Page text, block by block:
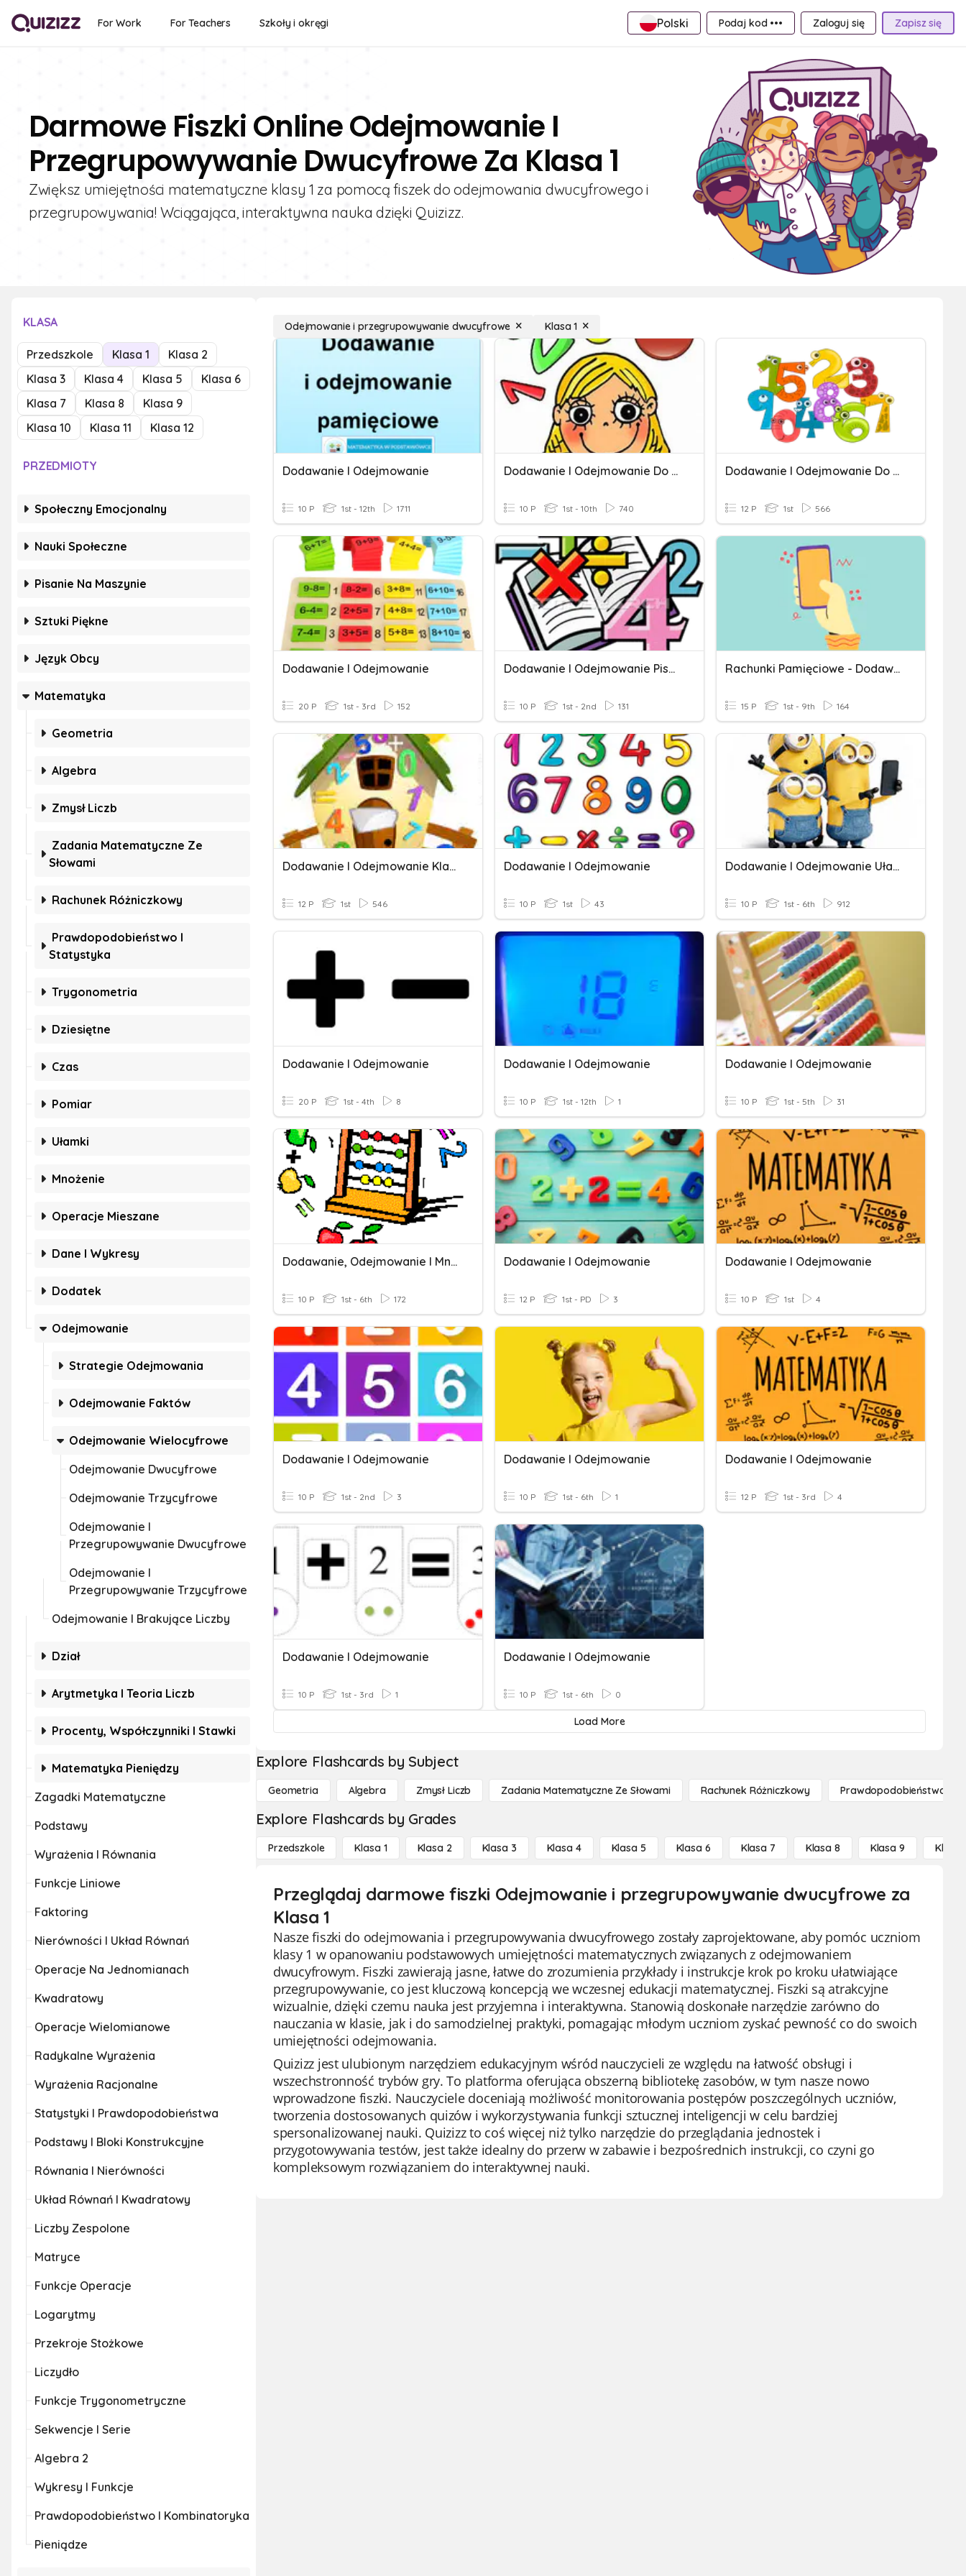
For Work For Teachers Szkoły i okręgi Polski Podaj kod ••• Zaloguj się Zapisz się
Darmowe Fiszki Online Odejmowanie I
Przegrupowywanie Dwucyfrowe Za Klasa 1
Zwiększ umiejętności matematyczne klasy 1 za pomocą fiszek do odejmowania dwucyfrowego i
przegrupowywania! Wciągająca, interaktywna nauka dzięki Quizizz.
KLASA
Przedszkole Klasa 1
Klasa 2
Klasa 3
Klasa 4 Klasa 5
Klasa 6
Klasa 7
Klasa 8
Klasa 9
Klasa 10
Klasa 11 Klasa 12
PRZEDMIOTY
Społeczny Emocjonalny
Nauki Społeczne
Pisanie Na Maszynie
Sztuki Piękne
Język Obcy
Matematyka
Geometria
Algebra
Zmysł Liczb
Zadania Matematyczne Ze
Słowami
Rachunek Różniczkowy
Prawdopodobieństwo I
Statystyka
Trygonometria
Dziesiętne
Czas
Pomiar
Ułamki
Mnożenie
Operacje Mieszane
Dane I Wykresy
Dodatek
Odejmowanie
Strategie Odejmowania
Odejmowanie Faktów
Odejmowanie Wielocyfrowe
Odejmowanie Dwucyfrowe
Odejmowanie Trzycyfrowe
Odejmowanie I
Przegrupowywanie Dwucyfrowe
Odejmowanie I
Przegrupowywanie Trzycyfrowe
Odejmowanie I Brakujące Liczby
Dział
Arytmetyka I Teoria Liczb
Procenty, Współczynniki I Stawki
Matematyka Pieniędzy
Zagadki Matematyczne
Podstawy
Wyrażenia I Równania
Funkcje Liniowe
Faktoring
Nierówności I Układ Równań
Operacje Na Jednomianach
Kwadratowy
Operacje Wielomianowe
Radykalne Wyrażenia
Wyrażenia Racjonalne
Statystyki I Prawdopodobieństwa
Podstawy I Bloki Konstrukcyjne
Równania I Nierówności
Układ Równań I Kwadratowy
Liczby Zespolone
Matryce
Funkcje Operacje
Logarytmy
Przekroje Stożkowe
Liczydło
Funkcje Trygonometryczne
Sekwencje I Serie
Algebra 2
Wykresy I Funkcje
Prawdopodobieństwo I Kombinatoryka
Pieniądze
Odejmowanie i przegrupowywanie dwucyfrowe Klasa 1
Dodawanie I Odejmowanie
10 P 1st - 12th 1711
Dodawanie I Odejmowanie Do 10
10 P 1st - 10th 740
Dodawanie I Odejmowanie Do 20
12 P 1st 566
Dodawanie I Odejmowanie
20 P 1st - 3rd 152
Dodawanie I Odejmowanie Pisemne.
10 P 1st - 2nd 131
Rachunki Pamięciowe - Dodawanie I Odejmowanie
15 P 1st - 9th 164
Dodawanie I Odejmowanie Klasa 1
12 P 1st 546
Dodawanie I Odejmowanie
10 P 1st 43
Dodawanie I Odejmowanie Ułamków Zwykłych J.m
10 P 1st - 6th 912
Dodawanie I Odejmowanie
20 P 1st - 4th 8
Dodawanie I Odejmowanie
10 P 1st - 12th 1
Dodawanie I Odejmowanie
10 P 1st - 5th 31
Dodawanie, Odejmowanie I Mnożenie Pisemne
10 P 1st - 6th 172
Dodawanie I Odejmowanie
12 P 1st - PD 3
Dodawanie I Odejmowanie
10 P 1st 4
Dodawanie I Odejmowanie
10 P 1st - 2nd 3
Dodawanie I Odejmowanie
10 P 1st - 6th 1
Dodawanie I Odejmowanie
12 P 1st - 3rd 4
Dodawanie I Odejmowanie
10 P 1st - 3rd 1
Dodawanie I Odejmowanie
10 P 1st - 6th 0
Load More
Explore Flashcards by Subject
Geometria Algebra Zmysł Liczb Zadania Matematyczne Ze Słowami Rachunek Różniczkowy Prawdopodobieństwo I
Explore Flashcards by Grades
Przedszkole Klasa 1 Klasa 2 Klasa 3 Klasa 4 Klasa 5 Klasa 6 Klasa 7 Klasa 8 Klasa 9 Klasa
Przeglądaj darmowe fiszki Odejmowanie i przegrupowywanie dwucyfrowe za
Klasa 1
Nasze fiszki do odejmowania i przegrupowywania dwucyfrowego zostały zaprojektowane, aby pomóc uczniom
klasy 1 w opanowaniu podstawowych umiejętności matematycznych związanych z odejmowaniem
dwucyfrowym. Fiszki zawierają jasne, łatwe do zrozumienia przykłady i instrukcje krok po kroku ułatwiające
przegrupowywanie, co jest kluczową koncepcją we wczesnej edukacji matematycznej. Fiszki są atrakcyjne
wizualnie, dzięki czemu nauka jest przyjemna i interaktywna. Stanowią doskonałe narzędzie zarówno do
nauczania w klasie, jak i do samodzielnej praktyki, pomagając młodym uczniom zyskać pewność co do swoich
umiejętności odejmowania.
Quizizz jest ulubionym narzędziem edukacyjnym wśród nauczycieli ze względu na łatwość obsługi i
wszechstronność trybów gry. To platforma oferująca obszerną bibliotekę zasobów, w tym nasze nowo
wprowadzone fiszki. Nauczyciele doceniają możliwość monitorowania postępów poszczególnych uczniów,
tworzenia dostosowanych quizów i wykorzystywania funkcji sztucznej inteligencji w celu bardziej
spersonalizowanej nauki. Quizizz to coś więcej niż tylko narzędzie do przeglądania jednostek i
przygotowywania testów, jest także idealny do przerw w zabawie i bezpośrednich instrukcji, co czyni go
kompleksowym rozwiązaniem do interaktywnej nauki.